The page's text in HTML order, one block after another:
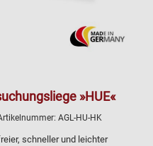
»HUE«
AGL-HU-HK
schneller und leichter